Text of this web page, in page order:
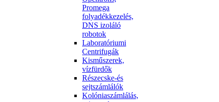
Promega
folyadékkezelés,
DNS izoláló
robotok
Laboratóriumi
Centrifugák
Kisműszerek,
vízfürdők
Részecske-és
sejtszámlálók
Kolóniaszámlálás,